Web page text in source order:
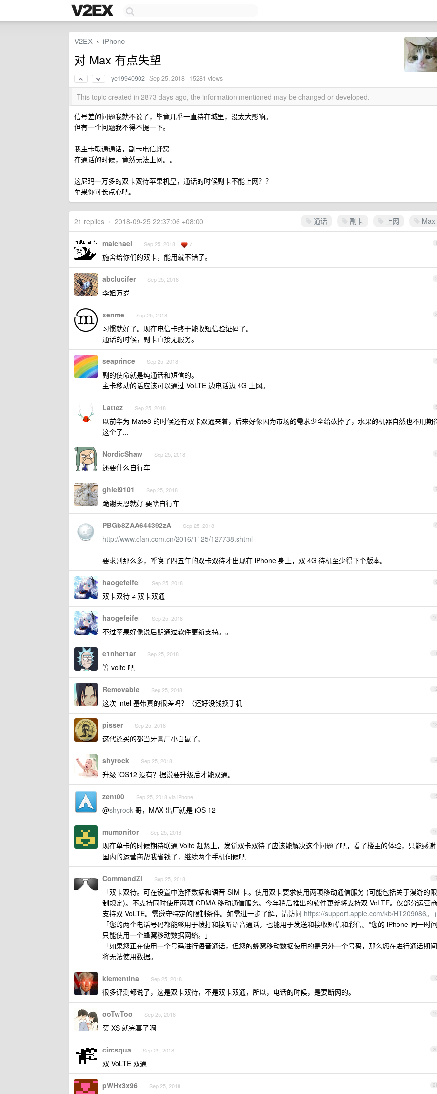
V2EX › iPhone
对 Max 有点失望
ye19940902 ·Sep 25, 2018 · 15281 views
This topic created in 2873 days ago, the information mentioned may be changed or developed.
信号差的问题我就不说了，毕竟几乎一直待在城里，没太大影响。
但有一个问题我不得不提一下。
我主卡联通通话，副卡电信蜂窝
在通话的时候，竟然无法上网。。
这尼玛一万多的双卡双待苹果机皇，通话的时候副卡不能上网？？
苹果你可长点心吧。
通话 副卡 上网 Max
21 replies • 2018-09-25 22:37:06 +08:00
1
maichael Sep 25, 2018 7
施舍给你们的双卡，能用就不错了。
2
abclucifer Sep 25, 2018
李姐万岁
3
xenme Sep 25, 2018
习惯就好了。现在电信卡终于能收短信验证码了。
通话的时候，副卡直接无服务。
4
seaprince Sep 25, 2018
副的使命就是纯通话和短信的。
主卡移动的话应该可以通过 VoLTE 边电话边 4G 上网。
5
Lattez Sep 25, 2018
以前华为 Mate8 的时候还有双卡双通来着，后来好像因为市场的需求少全给砍掉了，水果的机器自然也不用期
这个了...
6
NordicShaw Sep 25, 2018
还要什么自行车
7
ghiei9101 Sep 25, 2018
跪谢天恩就好 要啥自行车
8
PBGb8ZAA644392zA Sep 25, 2018
http://www.cfan.com.cn/2016/1125/127738.shtml
要求别那么多，呼唤了四五年的双卡双待才出现在 iPhone 身上，双 4G 待机至少得下个版本。
9
haogefeifei Sep 25, 2018
双卡双待 ≠ 双卡双通
10
haogefeifei Sep 25, 2018
不过苹果好像说后期通过软件更新支持。。
11
e1nher1ar Sep 25, 2018
等 volte 吧
12
Removable Sep 25, 2018
这次 Intel 基带真的很差吗？（还好没钱换手机
13
pisser Sep 25, 2018
这代还买的都当牙膏厂小白鼠了。
14
shyrock Sep 25, 2018
升级 iOS12 没有？据说要升级后才能双通。
15
zent00 Sep 25, 2018 via iPhone
@shyrock 哥，MAX 出厂就是 iOS 12
16
mumonitor Sep 25, 2018
现在单卡的时候期待联通 Volte 赶紧上，发觉双卡双待了应该能解决这个问题了吧，看了楼主的体验，只能感谢
国内的运营商帮我省钱了，继续两个手机伺候吧
17
CommandZi Sep 25, 2018
「双卡双待。可在设置中选择数据和语音 SIM 卡。使用双卡要求使用两项移动通信服务 (可能包括关于漫游的限
制规定)。不支持同时使用两项 CDMA 移动通信服务。今年稍后推出的软件更新将支持双 VoLTE。仅部分运营商
支持双 VoLTE。需遵守特定的限制条件。如需进一步了解，请访问 https://support.apple.com/kb/HT209086。」
「您的两个电话号码都能够用于拨打和接听语音通话，也能用于发送和接收短信和彩信。*您的 iPhone 同一时间
只能使用一个蜂窝移动数据网络。」
「如果您正在使用一个号码进行语音通话，但您的蜂窝移动数据使用的是另外一个号码，那么您在进行通话期间
将无法使用数据。」
18
klementina Sep 25, 2018
很多评测都说了，这是双卡双待，不是双卡双通，所以，电话的时候，是要断网的。
19
ooTwToo Sep 25, 2018
买 XS 就完事了啊
20
circsqua Sep 25, 2018
双 VoLTE 双通
21
pWHx3x96 Sep 25, 2018